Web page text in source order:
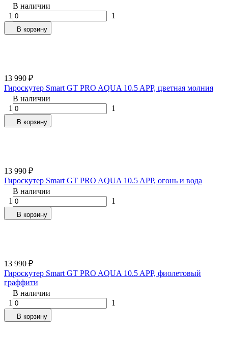
В наличии
1
1
В корзину
13 990 ₽
Гироскутер Smart GT PRO AQUA 10.5 APP, цветная молния
В наличии
1
1
В корзину
13 990 ₽
Гироскутер Smart GT PRO AQUA 10.5 APP, огонь и вода
В наличии
1
1
В корзину
13 990 ₽
Гироскутер Smart GT PRO AQUA 10.5 APP, фиолетовый
граффити
В наличии
1
1
В корзину